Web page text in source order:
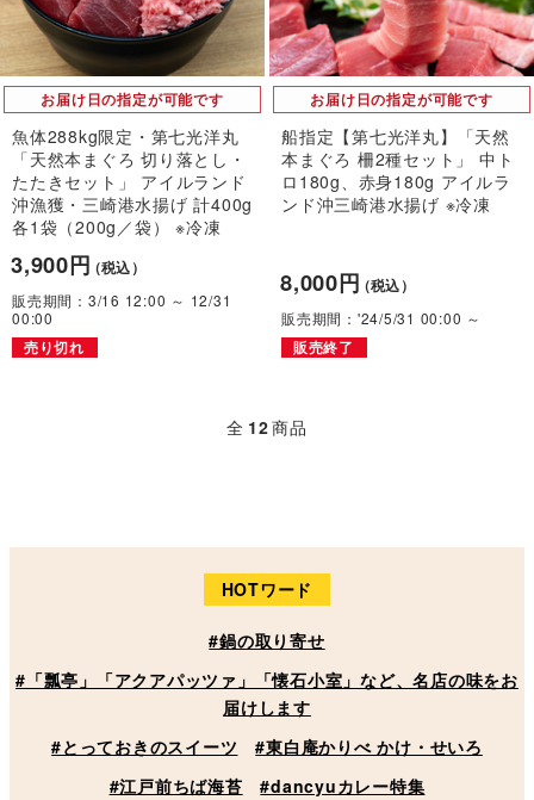
お届け日の指定が可能です
魚体288kg限定・第七光洋丸
「天然本まぐろ 切り落とし・
たたきセット」 アイルランド
沖漁獲・三崎港水揚げ 計400g
各1袋（200g／袋） ※冷凍
3,900円（税込）
販売期間：3/16 12:00 ～ 12/31
00:00
売り切れ
お届け日の指定が可能です
船指定【第七光洋丸】「天然
本まぐろ 柵2種セット」 中ト
ロ180g、赤身180g アイルラ
ンド沖三崎港水揚げ ※冷凍
8,000円（税込）
販売期間：'24/5/31 00:00 ～
販売終了
全 12商品
HOTワード
#鍋の取り寄せ
#「瓢亭」「アクアパッツァ」「懐石小室」など、名店の味をお
届けします
#とっておきのスイーツ
#東白庵かりべ かけ・せいろ
#江戸前ちば海苔
#dancyuカレー特集